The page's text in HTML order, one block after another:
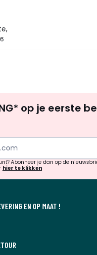
zoek
op je eerste
Abonneer je dan op de
hier te klikken
EN OP MAAT !